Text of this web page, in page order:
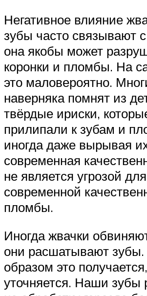
Негативное влияние
зубы часто связывают
она якобы может
коронки и пломбы. На
это маловероятно.
наверняка помнят из
твёрдые ириски,
прилипали к зубам и
иногда даже вырывая
современная
не является угрозой для
современной
пломбы.
Иногда жвачки
они расшатывают зубы.
образом это
уточняется. Наши зубы